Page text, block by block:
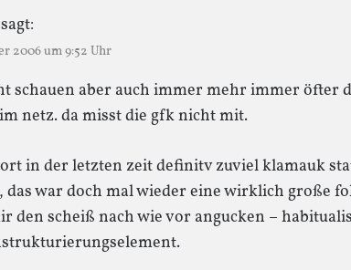
sagt:
2006 um 9:52 Uhr
schauen aber auch immer mehr immer öfter
netz. da misst die gfk nicht mit.
in der letzten zeit definitv zuviel klamauk
das war doch mal wieder eine wirklich große
den scheiß nach wie vor angucken –